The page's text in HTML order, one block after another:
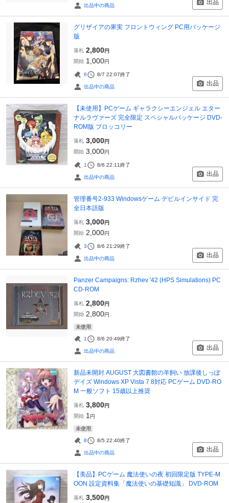
出品中の商品 出品
グリザイアの果実 フロントウィング PC用パッケージ
版
落札 2,800円
開始 1,000円
6 8/7 22:07終了
出品中の商品 出品
【未使用】PCゲーム ギャラクシーエンジェル エター
ナルラヴァーズ 完全限定 スペシャルパッケージ DVD-
ROM版 ブロッコリー
落札 3,000円
開始 3,000円
1 8/6 22:11終了
出品中の商品 出品
管理番号2-933 Windowsゲーム デビルインサイド 完
全日本語版
落札 3,000円
開始 2,000円
3 8/6 21:29終了
出品中の商品 出品
Panzer Campaigns: Rzhev '42 (HPS Simulations) PC
CD-ROM
落札 2,800円
開始 2,800円
未使用
1 8/6 20:49終了
出品中の商品 出品
新品未開封 AUGUST 大図書館の羊飼い 放課後しっぽ
デイズ Windows XP Vista 7 8対応 PCゲーム DVD-RO
M 一般ソフト 15歳以上推奨
落札 3,800円
開始 1 円
未使用
8 8/5 22:40終了
出品中の商品 出品
【美品】PCゲーム 魔法使いの夜 初回限定版 TYPE-M
OON 設定資料集「魔法使いの基礎知識」 DVD-ROM
落札 3,500円